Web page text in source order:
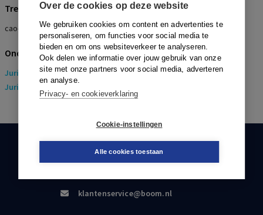
Over de cookies op deze website
We gebruiken cookies om content en advertenties te
personaliseren, om functies voor social media te
bieden en om ons websiteverkeer te analyseren.
Ook delen we informatie over jouw gebruik van onze
site met onze partners voor social media, adverteren
en analyse.
Privacy- en cookieverklaring
Cookie-instellingen
Alle cookies toestaan
Trefwoorden
cao-norm, uitleg, VUT- en pensioenregeling, ondernemings-cao
Onderwerpen
Juridisch> Arbeidsrecht
Juridisch
> Sociaal Zekerheidsrecht
KLANTENSERVICE
klantenservice@boom.nl